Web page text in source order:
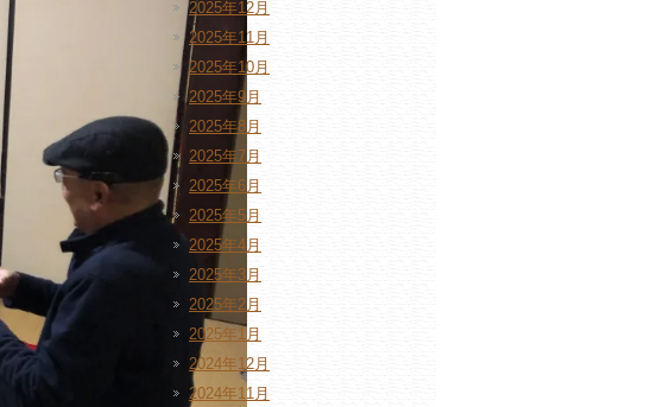
2025年12月
2025年11月
2025年10月
2025年9月
2025年8月
2025年7月
2025年6月
2025年5月
2025年4月
2025年3月
2025年2月
2025年1月
2024年12月
2024年11月